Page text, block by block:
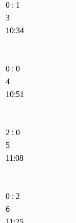
0 : 1
3
10:34
0 : 0
4
10:51
2 : 0
5
11:08
0 : 2
6